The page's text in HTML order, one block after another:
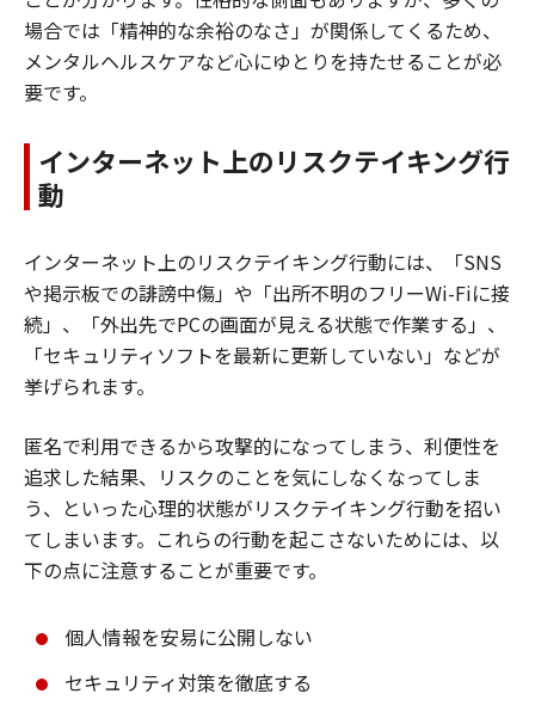
場合では「精神的な余裕のなさ」が関係してくるため、
メンタルヘルスケアなど心にゆとりを持たせることが必
要です。
インターネット上のリスクテイキング行
動
インターネット上のリスクテイキング行動には、「SNS
や掲示板での誹謗中傷」や「出所不明のフリーWi-Fiに接
続」、「外出先でPCの画面が見える状態で作業する」、
「セキュリティソフトを最新に更新していない」などが
挙げられます。
匿名で利用できるから攻撃的になってしまう、利便性を
追求した結果、リスクのことを気にしなくなってしま
う、といった心理的状態がリスクテイキング行動を招い
てしまいます。これらの行動を起こさないためには、以
下の点に注意することが重要です。
個人情報を安易に公開しない
セキュリティ対策を徹底する